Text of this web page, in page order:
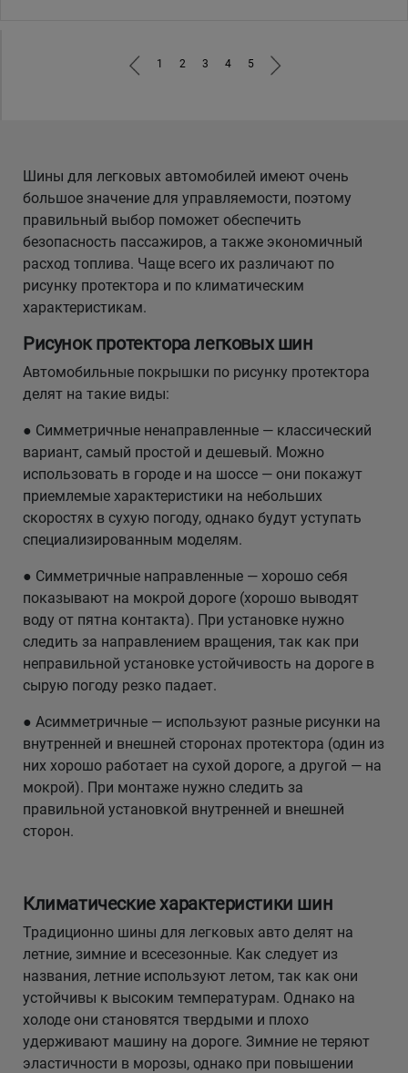
1 2 3 4 5
Шины для легковых автомобилей имеют очень
большое значение для управляемости, поэтому
правильный выбор поможет обеспечить
безопасность пассажиров, а также экономичный
расход топлива. Чаще всего их различают по
рисунку протектора и по климатическим
характеристикам.
Рисунок протектора легковых шин
Автомобильные покрышки по рисунку протектора
делят на такие виды:
● Симметричные ненаправленные — классический
вариант, самый простой и дешевый. Можно
использовать в городе и на шоссе — они покажут
приемлемые характеристики на небольших
скоростях в сухую погоду, однако будут уступать
специализированным моделям.
● Симметричные направленные — хорошо себя
показывают на мокрой дороге (хорошо выводят
воду от пятна контакта). При установке нужно
следить за направлением вращения, так как при
неправильной установке устойчивость на дороге в
сырую погоду резко падает.
● Асимметричные — используют разные рисунки на
внутренней и внешней сторонах протектора (один из
них хорошо работает на сухой дороге, а другой — на
мокрой). При монтаже нужно следить за
правильной установкой внутренней и внешней
сторон.
Климатические характеристики шин
Традиционно шины для легковых авто делят на
летние, зимние и всесезонные. Как следует из
названия, летние используют летом, так как они
устойчивы к высоким температурам. Однако на
холоде они становятся твердыми и плохо
удерживают машину на дороге. Зимние не теряют
эластичности в морозы, однако при повышении